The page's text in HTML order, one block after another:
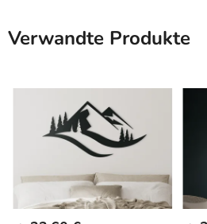
Verwandte Produkte